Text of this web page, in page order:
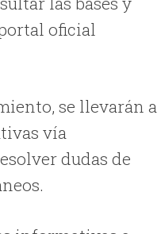
oficial
se llevarán a
vía
dudas de